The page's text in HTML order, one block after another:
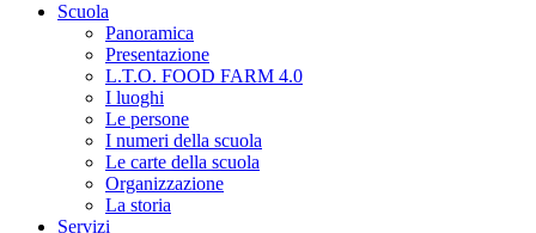
Scuola
Panoramica
Presentazione
L.T.O. FOOD FARM 4.0
I luoghi
Le persone
I numeri della scuola
Le carte della scuola
Organizzazione
La storia
Servizi